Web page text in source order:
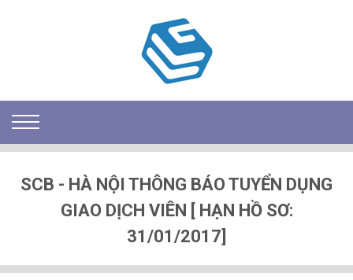
SCB - HÀ NỘI THÔNG BÁO TUYỂN DỤNG
GIAO DỊCH VIÊN [ HẠN HỒ SƠ:
31/01/2017]